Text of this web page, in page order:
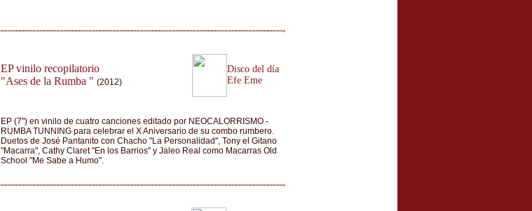
EP vinilo recopilatorio
"Ases de la Rumba " (2012)
Disco del día
Efe Eme
EP (7") en vinilo de cuatro canciones editado por NEOCALORRISMO -
RUMBA TUNNING para celebrar el X Aniversario de su combo rumbero.
Duetos de José Pantanito con Chacho "La Personalidad", Tony el Gitano
"Macarra", Cathy Claret "En los Barrios" y Jaleo Real como Macarras Old
School "Me Sabe a Humo".